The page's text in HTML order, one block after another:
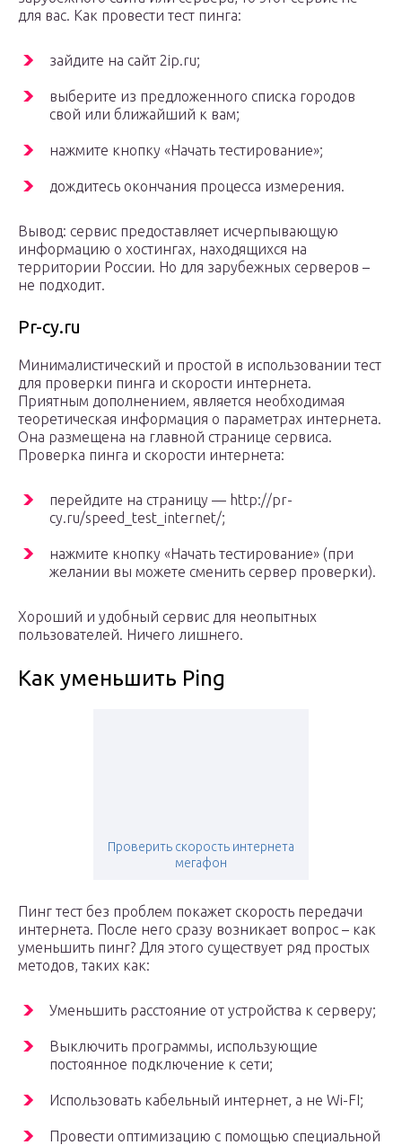
для вас. Как провести тест пинга:
зайдите на сайт 2ip.ru;
выберите из предложенного списка городов
свой или ближайший к вам;
нажмите кнопку «Начать тестирование»;
дождитесь окончания процесса измерения.
Вывод: сервис предоставляет исчерпывающую
информацию о хостингах, находящихся на
территории России. Но для зарубежных серверов –
не подходит.
Pr-cy.ru
Минималистический и простой в использовании тест
для проверки пинга и скорости интернета.
Приятным дополнением, является необходимая
теоретическая информация о параметрах интернета.
Она размещена на главной странице сервиса.
Проверка пинга и скорости интернета:
перейдите на страницу — http://pr-
cy.ru/speed_test_internet/;
нажмите кнопку «Начать тестирование» (при
желании вы можете сменить сервер проверки).
Хороший и удобный сервис для неопытных
пользователей. Ничего лишнего.
Как уменьшить Ping
Проверить скорость интернета
мегафон
Пинг тест без проблем покажет скорость передачи
интернета. После него сразу возникает вопрос – как
уменьшить пинг? Для этого существует ряд простых
методов, таких как:
Уменьшить расстояние от устройства к серверу;
Выключить программы, использующие
постоянное подключение к сети;
Использовать кабельный интернет, а не Wi-FI;
Провести оптимизацию с помощью специальной